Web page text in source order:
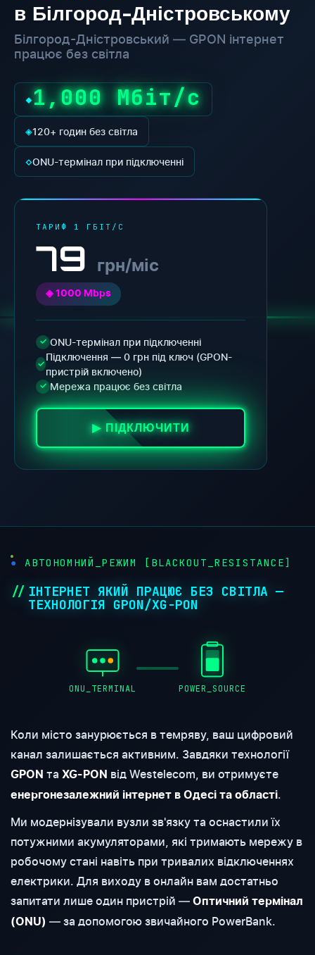
в Білгород-Дністровському
Білгород-Дністровський — GPON інтернет
працює без світла
◆1,000 Мбіт/с
◈120+ годин без світла
◇ONU-термінал при підключенні
ТАРИФ 1 ГБІТ/С
79 грн/міс
◈ 1000 Mbps
✓ ONU-термінал при підключенні
✓
Підключення — 0 грн під ключ (GPON-
пристрій включено)
✓ Мережа працює без світла
▶ ПІДКЛЮЧИТИ
● АВТОНОМНИЙ_РЕЖИМ [BLACKOUT_RESISTANCE]
ІНТЕРНЕТ ЯКИЙ ПРАЦЮЄ БЕЗ СВІТЛА —
ТЕХНОЛОГІЯ GPON/XG-PON
ONU_TERMINAL POWER_SOURCE
Коли місто занурюється в темряву, ваш цифровий
канал залишається активним. Завдяки технології
GPON та XG-PON від Westelecom, ви отримуєте
енергонезалежний інтернет в Одесі та області.
Ми модернізували вузли зв'язку та оснастили їх
потужними акумуляторами, які тримають мережу в
робочому стані навіть при тривалих відключеннях
електрики. Для виходу в онлайн вам достатньо
запитати лише один пристрій — Оптичний термінал
(ONU) — за допомогою звичайного PowerBank.